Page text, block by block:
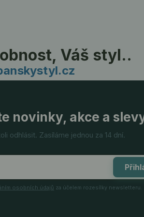
Váš styl..
novinky, akce a
odhlásit. Zasíláme jednou za 14 dní.
osobních údajů za účelem rozesílky newsletteru.